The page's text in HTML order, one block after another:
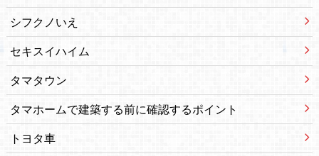
シフクノいえ
セキスイハイム
タマタウン
タマホームで建築する前に確認するポイント
トヨタ車